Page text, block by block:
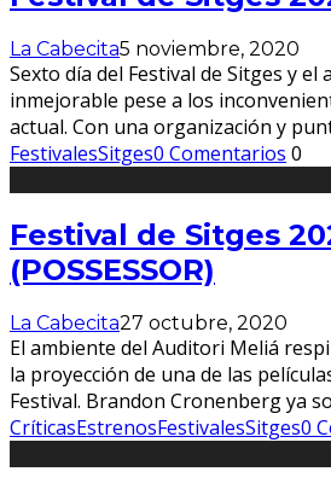
La Cabecita5 noviembre, 2020
Sexto día del Festival de Sitges y
inmejorable pese a los
actual. Con una organización y
FestivalesSitges0 Comentarios 0
Festival de Sitges
(POSSESSOR)
La Cabecita27 octubre, 2020
El ambiente del Auditori Meliá
la proyección de una de las
Festival. Brandon Cronenberg ya
CríticasEstrenosFestivalesSitges0